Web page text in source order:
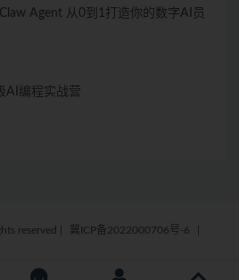
Agent 从0到1打造你的数字AI员
AI编程实战营
reserved 冀ICP备2022000706号-6